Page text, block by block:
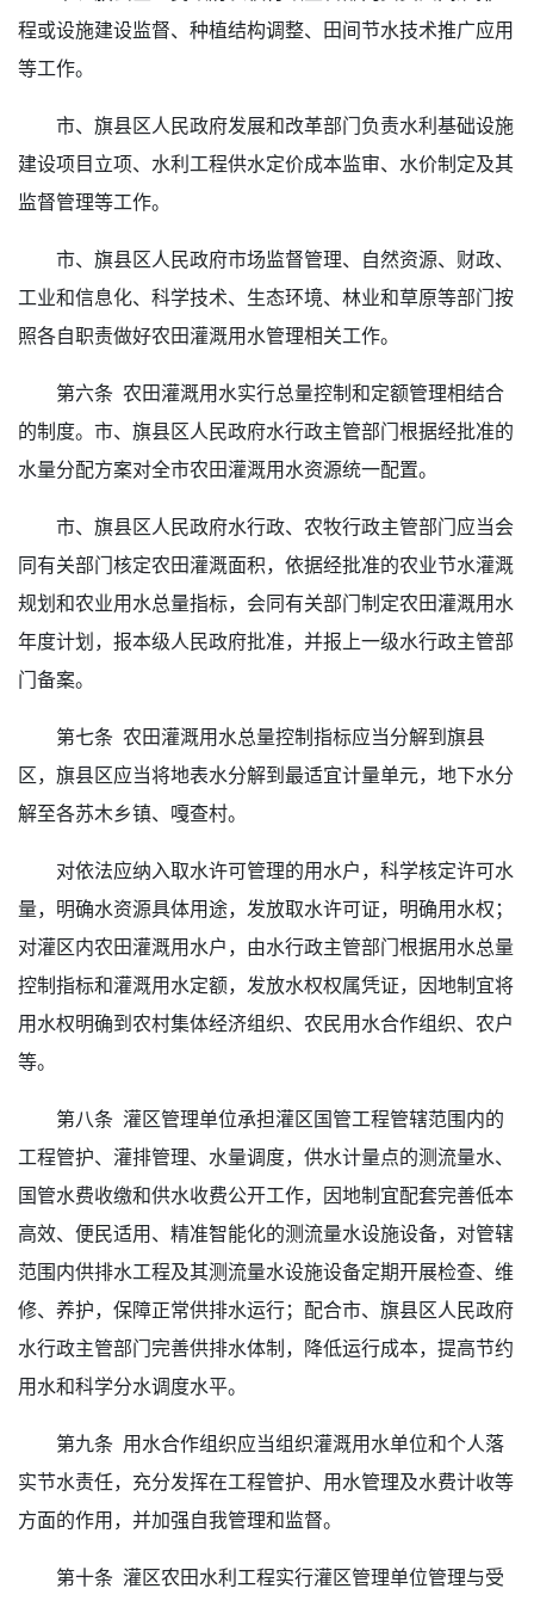
程或设施建设监督、种植结构调整、田间节水技术推广应用
等工作。
市、旗县区人民政府发展和改革部门负责水利基础设施
建设项目立项、水利工程供水定价成本监审、水价制定及其
监督管理等工作。
市、旗县区人民政府市场监督管理、自然资源、财政、
工业和信息化、科学技术、生态环境、林业和草原等部门按
照各自职责做好农田灌溉用水管理相关工作。
第六条 农田灌溉用水实行总量控制和定额管理相结合
的制度。市、旗县区人民政府水行政主管部门根据经批准的
水量分配方案对全市农田灌溉用水资源统一配置。
市、旗县区人民政府水行政、农牧行政主管部门应当会
同有关部门核定农田灌溉面积，依据经批准的农业节水灌溉
规划和农业用水总量指标，会同有关部门制定农田灌溉用水
年度计划，报本级人民政府批准，并报上一级水行政主管部
门备案。
第七条 农田灌溉用水总量控制指标应当分解到旗县
区，旗县区应当将地表水分解到最适宜计量单元，地下水分
解至各苏木乡镇、嘎查村。
对依法应纳入取水许可管理的用水户，科学核定许可水
量，明确水资源具体用途，发放取水许可证，明确用水权；
对灌区内农田灌溉用水户，由水行政主管部门根据用水总量
控制指标和灌溉用水定额，发放水权权属凭证，因地制宜将
用水权明确到农村集体经济组织、农民用水合作组织、农户
等。
第八条 灌区管理单位承担灌区国管工程管辖范围内的
工程管护、灌排管理、水量调度，供水计量点的测流量水、
国管水费收缴和供水收费公开工作，因地制宜配套完善低本
高效、便民适用、精准智能化的测流量水设施设备，对管辖
范围内供排水工程及其测流量水设施设备定期开展检查、维
修、养护，保障正常供排水运行；配合市、旗县区人民政府
水行政主管部门完善供排水体制，降低运行成本，提高节约
用水和科学分水调度水平。
第九条 用水合作组织应当组织灌溉用水单位和个人落
实节水责任，充分发挥在工程管护、用水管理及水费计收等
方面的作用，并加强自我管理和监督。
第十条 灌区农田水利工程实行灌区管理单位管理与受